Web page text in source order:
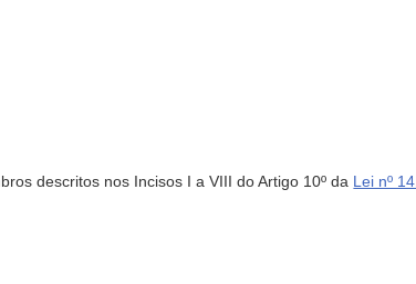
descritos nos Incisos I a VIII do Artigo 10º da Lei nº